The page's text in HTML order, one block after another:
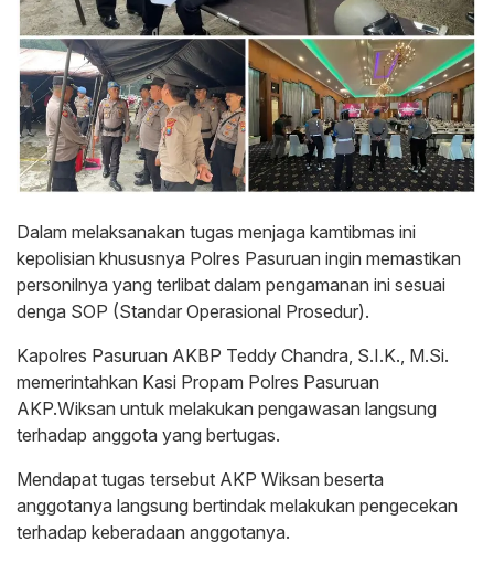
Dalam melaksanakan tugas menjaga kamtibmas ini
kepolisian khususnya Polres Pasuruan ingin memastikan
personilnya yang terlibat dalam pengamanan ini sesuai
denga SOP (Standar Operasional Prosedur).
Kapolres Pasuruan AKBP Teddy Chandra, S.I.K., M.Si.
memerintahkan Kasi Propam Polres Pasuruan
AKP.Wiksan untuk melakukan pengawasan langsung
terhadap anggota yang bertugas.
Mendapat tugas tersebut AKP Wiksan beserta
anggotanya langsung bertindak melakukan pengecekan
terhadap keberadaan anggotanya.